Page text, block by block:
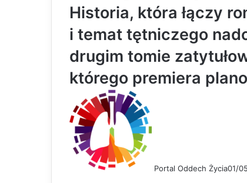
Historia, która łączy
i temat tętniczego
drugim tomie
którego premiera
Portal Oddech Życia01/